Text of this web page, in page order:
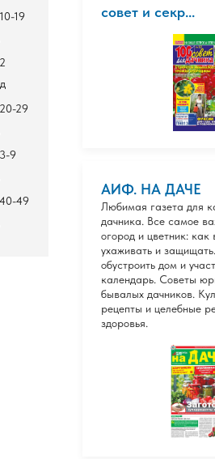
19
29
9
49
совет и секр...
АИФ. НА ДАЧЕ
Любимая газета для
дачника. Все самое
огород и цветник: как
ухаживать и
обустроить дом и
календарь. Советы
бывалых дачников.
рецепты и целебные
здоровья.